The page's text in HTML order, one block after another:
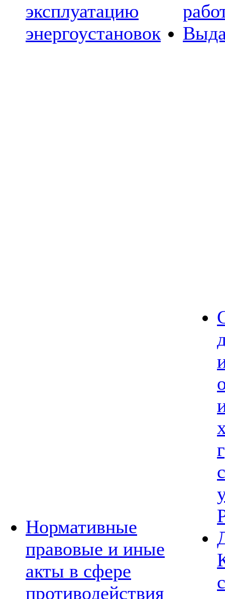
эксплуатацию
энергоустановок
Нормативные
правовые и иные
акты в сфере
противодействия